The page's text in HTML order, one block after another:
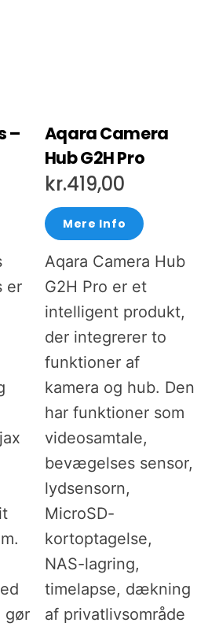
–
er
gør
Aqara Camera
Hub G2H Pro
kr.419,00
Mere Info
Aqara Camera Hub
G2H Pro er et
intelligent produkt,
der integrerer to
funktioner af
kamera og hub. Den
har funktioner som
videosamtale,
bevægelses sensor,
lydsensorn,
MicroSD-
kortoptagelse,
NAS-lagring,
timelapse, dækning
af privatlivsområde